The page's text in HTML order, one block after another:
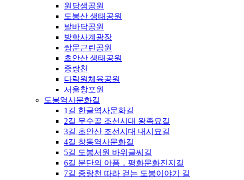
원당샘공원
도봉산 생태공원
발바닥공원
방학사계광장
쌍문근린공원
초안산 생태공원
중랑천
다락원체육공원
서울창포원
도봉역사문화길
1길 한글역사문화길
2길 무수골 조선시대 왕족묘길
3길 초안산 조선시대 내시묘길
4길 창동역사문화길
5길 도봉서원 바위글씨길
6길 분단의 아픔，평화문화진지길
7길 중랑천 따라 걷는 도봉이야기 길